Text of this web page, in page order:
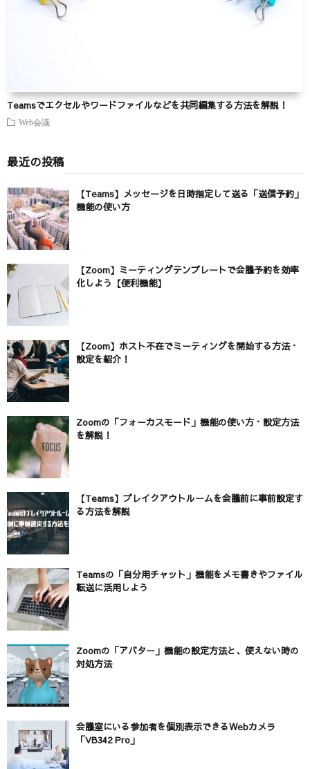
Teamsでエクセルやワードファイルなどを共同編集する方法を解説！
Web会議
最近の投稿
【Teams】メッセージを日時指定して送る「送信予約」
機能の使い方
【Zoom】ミーティングテンプレートで会議予約を効率
化しよう【便利機能】
【Zoom】ホスト不在でミーティングを開始する方法・
設定を紹介！
Zoomの「フォーカスモード」機能の使い方・設定方法
を解説！
【Teams】ブレイクアウトルームを会議前に事前設定す
る方法を解説
Teamsの「自分用チャット」機能をメモ書きやファイル
転送に活用しよう
Zoomの「アバター」機能の設定方法と、使えない時の
対処方法
会議室にいる参加者を個別表示できるWebカメラ
「VB342 Pro」